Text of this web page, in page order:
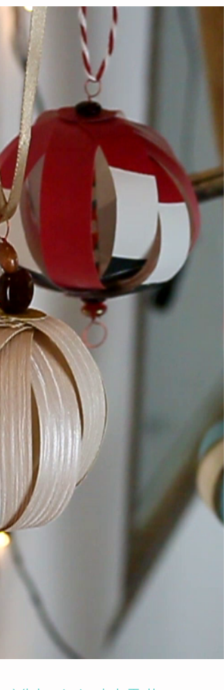
(places exhaurides)
A partir de materials que es poden
fàcilment a la natura crearem un element
decoratiu únic i especial.